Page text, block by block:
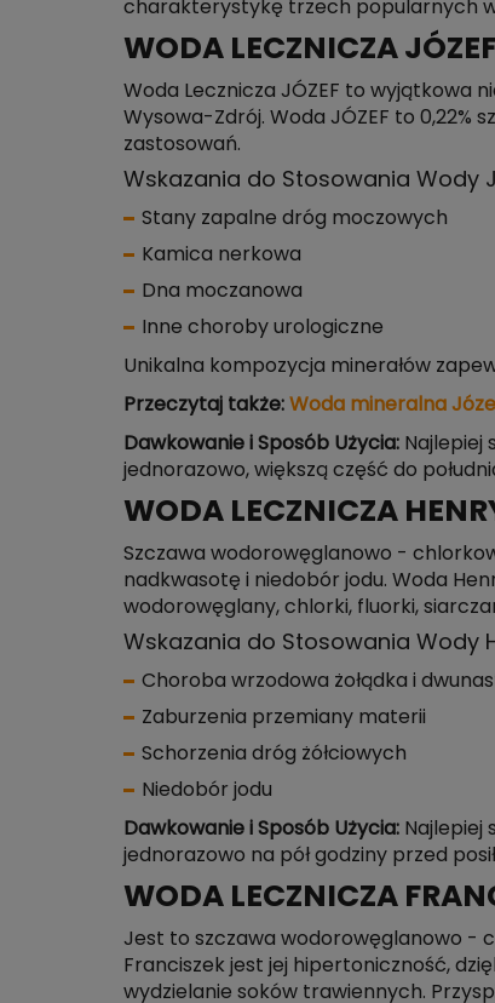
charakterystykę trzech popularnych
WODA LECZNICZA
Woda Lecznicza JÓZEF to wyjątkowa
Wysowa-Zdrój. Woda JÓZEF to
zastosowań.
Wskazania do Stosowania Wody
Stany zapalne dróg moczowych
Kamica nerkowa
Dna moczanowa
Inne choroby urologiczne
Unikalna kompozycja minerałów
Przeczytaj także: Woda mineralna
Dawkowanie i Sposób Użycia: Najlepiej
jednorazowo, większą część do
WODA LECZNICZA
Szczawa wodorowęglanowo -
nadkwasotę i niedobór jodu. Woda
wodorowęglany, chlorki, fluorki,
Wskazania do Stosowania Wody
Choroba wrzodowa żołądka i
Zaburzenia przemiany materii
Schorzenia dróg żółciowych
Niedobór jodu
Dawkowanie i Sposób Użycia: Najlepiej
jednorazowo na pół godziny przed
WODA LECZNICZA
Jest to szczawa wodorowęglanowo -
Franciszek jest jej hipertoniczność,
wydzielanie soków trawiennych.